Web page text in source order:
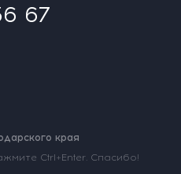
67
края
Ctrl+Enter. Спасибо!